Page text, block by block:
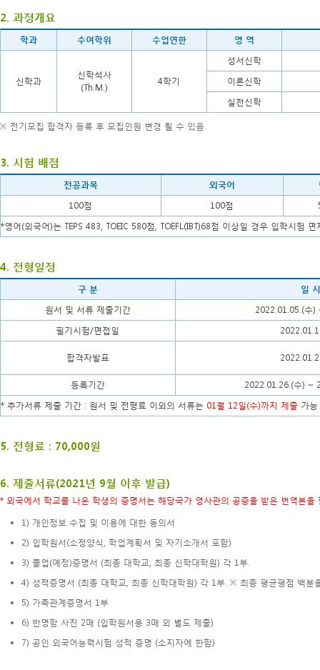
2. 과정개요
학과 수여학위 수업연한 영 역
신학과
신학석사
(Th.M.)
4학기
성서신학
이론신학
실천신학
※ 전기모집 합격자 등록 후 모집인원 변경 될 수 있음.
3. 시험 배점
전공과목 외국어
100점
100점
*영어(외국어)는 TEPS 483, TOEIC 580점, TOEFL(IBT)68점 이상일 경우 입학시험
4. 전형일정
구 분
일 시
원서 및 서류 제출기간
2022.01.05.(수)
필기시험/면접일
합격자발표
등록기간
2022.01.26.(수) ~
* 추가서류 제출 기간 : 원서 및 전형료 이외의 서류는 01월 12일(수)까지 제출 가능
5. 전형료 : 70,000원
6. 제출서류(2021년 9월 이후 발급)
* 외국에서 학교를 나온 학생의 증명서는 해당국가 영사관의 공증을 받은 번역본을
1) 개인정보 수집 및 이용에 대한 동의서
2) 입학원서(소정양식, 학업계획서 및 자기소개서 포함)
3) 졸업(예정)증명서 (최종 대학교, 최종 신학대학원) 각 1부.
4) 성적증명서 (최종 대학교, 최종 신학대학원) 각 1부. ※ 최종 평균평점 백분
5) 가족관계증명서 1부
6) 반명함 사진 2매 (입학원서용 3매 외 별도 제출)
7) 공인 외국어능력시험 성적 증명 (소지자에 한함)